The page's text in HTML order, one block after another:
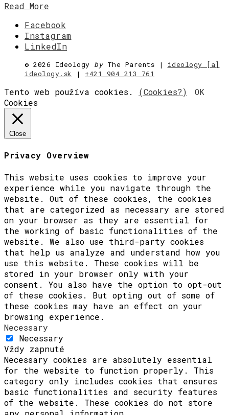
Read More
Facebook
Instagram
LinkedIn
© 2026 Ideology byThe Parents | ideology [a]
ideology.sk | +421 904 213 761
Tento web používa cookies. (Cookies?)
OK
Cookies
Close
Privacy Overview
This website uses cookies to improve your
experience while you navigate through the
website. Out of these cookies, the cookies
that are categorized as necessary are stored
on your browser as they are essential for
the working of basic functionalities of the
website. We also use third-party cookies
that help us analyze and understand how you
use this website. These cookies will be
stored in your browser only with your
consent. You also have the option to opt-out
of these cookies. But opting out of some of
these cookies may have an effect on your
browsing experience.
Necessary
Necessary
Vždy zapnuté
Necessary cookies are absolutely essential
for the website to function properly. This
category only includes cookies that ensures
basic functionalities and security features
of the website. These cookies do not store